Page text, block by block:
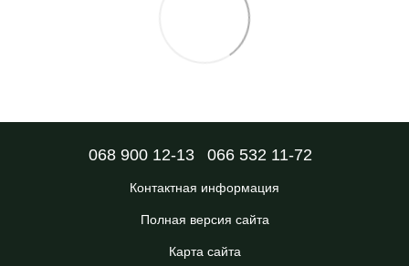
068 900 12-13 066 532 11-72
Контактная информация
Полная версия сайта
Карта сайта